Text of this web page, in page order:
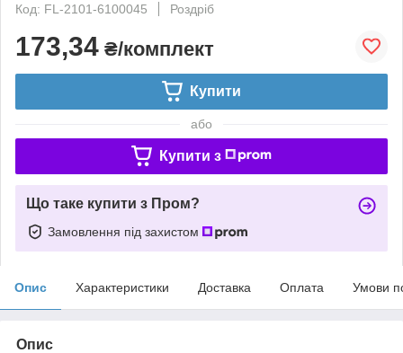
Код: FL-2101-6100045
Роздріб
173,34 ₴/комплект
Купити
або
Купити з
Що таке купити з Пром?
Замовлення під захистом
Опис Характеристики Доставка Оплата Умови
Опис